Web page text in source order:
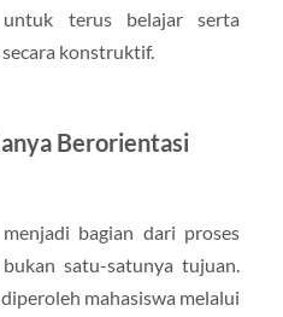
untuk terus belajar serta
konstruktif.
Berorientasi
bagian dari proses
satu-satunya tujuan.
mahasiswa melalui